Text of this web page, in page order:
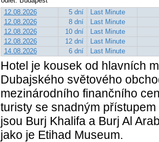
12.08.2026
5 dní
Last Minute
12.08.2026
8 dní
Last Minute
12.08.2026
10 dní
Last Minute
12.08.2026
12 dní
Last Minute
14.08.2026
6 dní Last Minute
Hotel je kousek od hlavních
Dubajského světového
mezinárodního finančního
turisty se snadným
jsou Burj Khalifa a Burj Al
jako je Etihad Museum.